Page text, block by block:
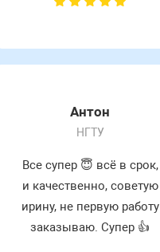
Антон
НГТУ
Все супер 😇 всё в срок,
и качественно, советую
ирину, не первую работу
заказываю. Супер 👍